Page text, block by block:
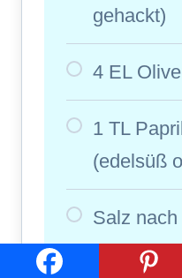
gehackt)
4 EL
1 TL
(edelsüß
Salz